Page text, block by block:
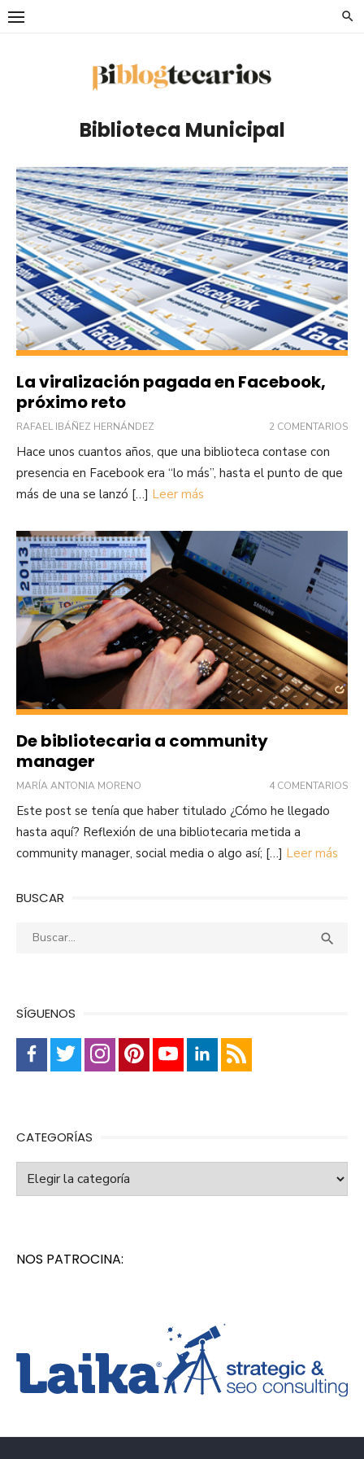
Saltar
Biblioteca Municipal
La viralización pagada en Facebook,
próximo reto
RAFAEL IBÁÑEZ HERNÁNDEZ 2 COMENTARIOS
Hace unos cuantos años, que una biblioteca contase con
presencia en Facebook era “lo más”, hasta el punto de que
más de una se lanzó […] Leer más
De bibliotecaria a community
manager
MARÍA ANTONIA MORENO 4 COMENTARIOS
Este post se tenía que haber titulado ¿Cómo he llegado
hasta aquí? Reflexión de una bibliotecaria metida a
community manager, social media o algo así; […] Leer más
BUSCAR
Buscar: 
SÍGUENOS
CATEGORÍAS
NOS PATROCINA: